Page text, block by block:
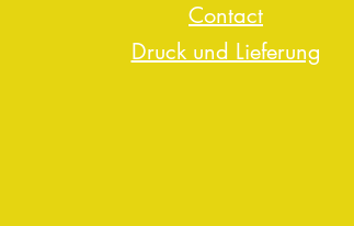
Contact
Druck und Lieferung